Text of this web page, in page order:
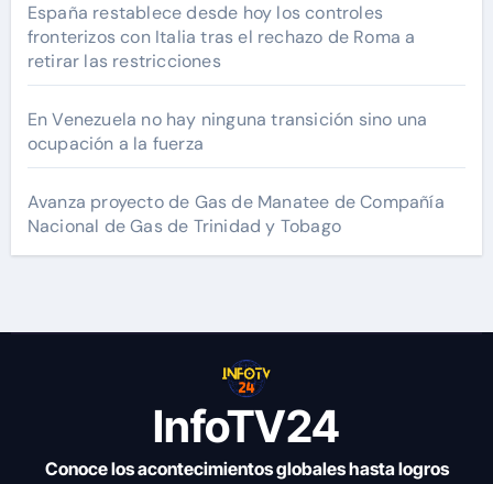
España restablece desde hoy los controles
fronterizos con Italia tras el rechazo de Roma a
retirar las restricciones
En Venezuela no hay ninguna transición sino una
ocupación a la fuerza
Avanza proyecto de Gas de Manatee de Compañía
Nacional de Gas de Trinidad y Tobago
InfoTV24
Conoce los acontecimientos globales hasta logros